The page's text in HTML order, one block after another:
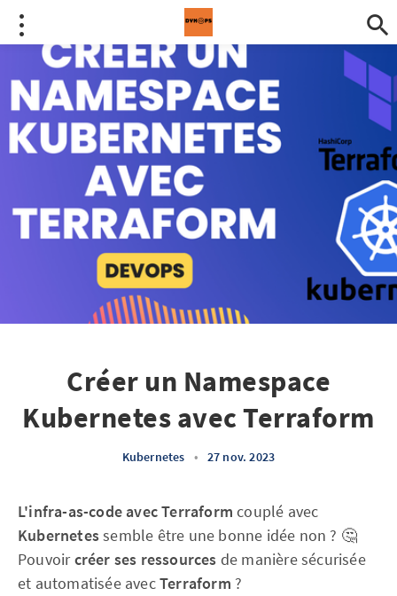
Créer un Namespace
Kubernetes avec Terraform
Kubernetes • 27 nov. 2023
L'infra-as-code avec Terraform couplé avec
Kubernetessemble être une bonne idée non ? 🤔
Pouvoircréer ses ressources de manière sécurisée
et automatisée avecTerraform ?